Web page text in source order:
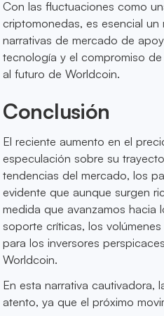
Con las fluctuaciones como
criptomonedas, es esencial
narrativas de mercado de
tecnología y el compromiso
al futuro de Worldcoin.
Conclusión
El reciente aumento en el
especulación sobre su
tendencias del mercado, los
evidente que aunque surgen
medida que avanzamos hacia
soporte críticas, los
para los inversores
Worldcoin.
En esta narrativa
atento, ya que el próximo